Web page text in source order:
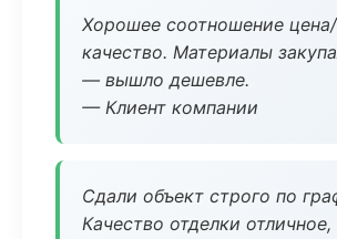
Хорошее соотношение цена/
качество. Материалы
— вышло дешевле.
— Клиент компании
Сдали объект строго по
Качество отделки отличное,